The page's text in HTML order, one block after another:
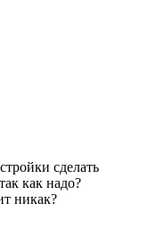
сделать
как надо?
никак?